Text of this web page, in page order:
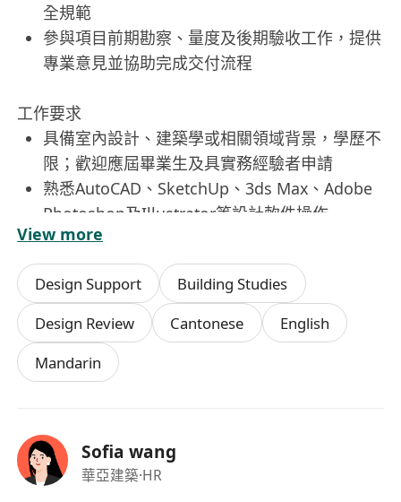
全規範
參與項目前期勘察、量度及後期驗收工作，提供
專業意見並協助完成交付流程
工作要求
具備室內設計、建築學或相關領域背景，學歷不
限；歡迎應屆畢業生及具實務經驗者申請
熟悉AutoCAD、SketchUp、3ds Max、Adobe
Photoshop及Illustrator等設計軟件操作
能以廣東話、普通話及英語進行日常溝通與書面
表達，具備跨文化協作能力
具備良好審美觸覺、空間邏輯思維及解決實際問
題的能力，重視細節與執行品質
持有香港永久居民身份，或已獲批高才通、優才
通、IANG、受養人簽證或其他合法在港工作資
格
福利
享有十三個月薪酬，按表現發放年終花紅，具彈
性且具競爭力的月薪（HK$25,000–38,000，薪
View more
Design Support
Building Studies
Design Review
Cantonese
English
Mandarin
Sofia wang
華亞建築·HR